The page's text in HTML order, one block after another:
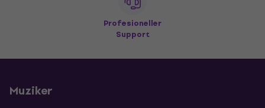
Profesioneller
Support
Muziker